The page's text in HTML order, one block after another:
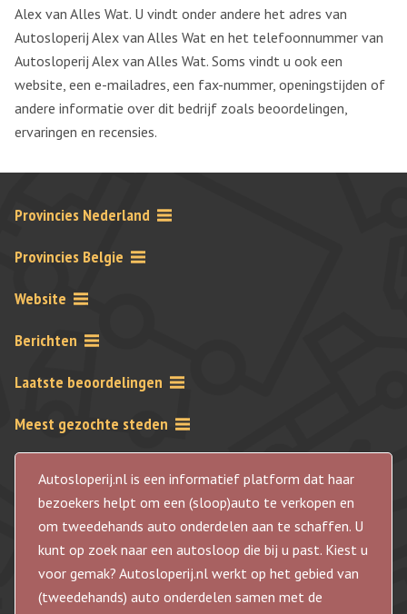
Alex van Alles Wat. U vindt onder andere het adres van
Autosloperij Alex van Alles Wat en het telefoonnummer van
Autosloperij Alex van Alles Wat. Soms vindt u ook een
website, een e-mailadres, een fax-nummer, openingstijden of
andere informatie over dit bedrijf zoals beoordelingen,
ervaringen en recensies.
Provincies Nederland
Provincies Belgie
Website
Berichten
Laatste beoordelingen
Meest gezochte steden
Autosloperij.nl is een informatief platform dat haar
bezoekers helpt om een (sloop)auto te verkopen en
om tweedehands auto onderdelen aan te schaffen. U
kunt op zoek naar een autosloop die bij u past. Kiest u
voor gemak? Autosloperij.nl werkt op het gebied van
(tweedehands) auto onderdelen samen met de